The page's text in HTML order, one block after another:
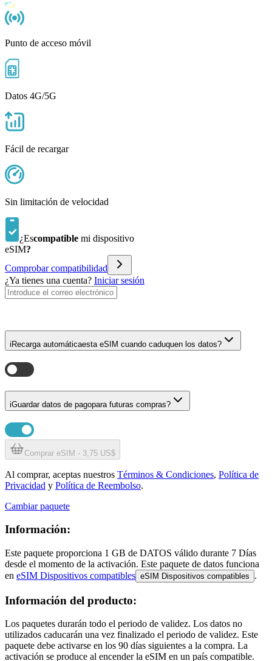
Punto de acceso móvil
Datos 4G/5G
Fácil de recargar
Sin limitación de velocidad
¿Escompatible mi dispositivo
eSIM?
Comprobar compatibilidad
¿Ya tienes una cuenta? Iniciar sesión
i Recarga automáticaesta eSIM cuando caduquen los datos?
iGuardar datos de pagopara futuras compras?
Comprar eSIM - 3,75 US$
Al comprar, aceptas nuestros Términos & Condiciones, Política de
Privacidad y Política de Reembolso.
Cambiar paquete
Información:
Este paquete proporciona 1 GB de DATOS válido durante 7 Días
desde el momento de la activación. Este paquete de datos funciona
en eSIM Dispositivos compatibles eSIM Dispositivos compatibles .
Información del producto:
Los paquetes durarán todo el periodo de validez. Los datos no
utilizados caducarán una vez finalizado el periodo de validez. Este
paquete debe activarse en los 90 días siguientes a la compra. La
activación se produce al encender la eSIM en un país compatible.